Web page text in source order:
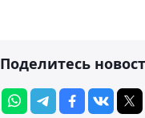
Поделитесь